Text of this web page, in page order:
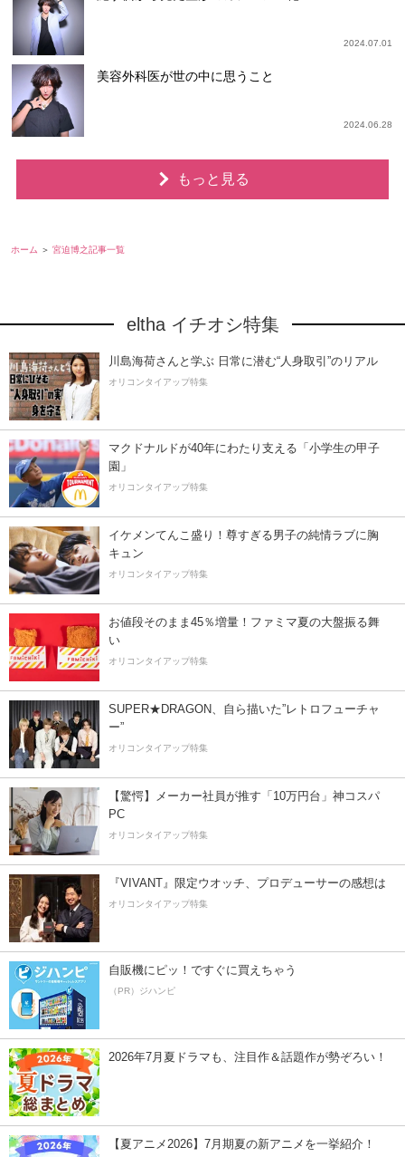
2024.07.01
美容外科医が世の中に思うこと
2024.06.28
もっと見る
ホーム 宮迫博之記事一覧
eltha イチオシ特集
川島海荷さんと学ぶ 日常に潜む“人身取引”のリアル
オリコンタイアップ特集
マクドナルドが40年にわたり支える「小学生の甲子
園」
オリコンタイアップ特集
イケメンてんこ盛り！尊すぎる男子の純情ラブに胸
キュン
オリコンタイアップ特集
お値段そのまま45％増量！ファミマ夏の大盤振る舞
い
オリコンタイアップ特集
SUPER★DRAGON、自ら描いた”レトロフューチャ
ー”
オリコンタイアップ特集
【驚愕】メーカー社員が推す「10万円台」神コスパ
PC
オリコンタイアップ特集
『VIVANT』限定ウオッチ、プロデューサーの感想は
オリコンタイアップ特集
自販機にピッ！ですぐに買えちゃう
（PR）ジハンピ
2026年7月夏ドラマも、注目作＆話題作が勢ぞろい！
【夏アニメ2026】7月期夏の新アニメを一挙紹介！